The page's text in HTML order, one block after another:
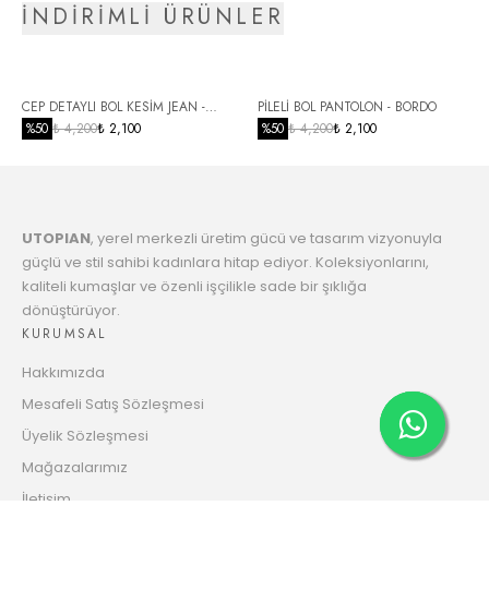
6
2352.66 TL
8
Taksit
2468.83 TL
Taksit
İNDİRİMLİ ÜRÜNLER
CEP DETAYLI BOL KESİM JEAN -
SİYAH
%50 ₺ 4,200₺ 2,100
PİLELİ BOL PANTOLON - BORDO
%50 ₺ 4,200₺ 2,100
UTOPIAN, yerel merkezli üretim gücü ve tasarım vizyonuyla
güçlü ve stil sahibi kadınlara hitap ediyor. Koleksiyonlarını,
kaliteli kumaşlar ve özenli işçilikle sade bir şıklığa
dönüştürüyor.
KURUMSAL
Hakkımızda
Mesafeli Satış Sözleşmesi
Üyelik Sözleşmesi
Mağazalarımız
İletişim